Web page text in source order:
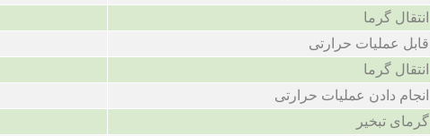
انتقال گرما
قابل عملیات حرارتی
انتقال گرما
انجام دادن عملیات حرارتی
گرمای تبخیر